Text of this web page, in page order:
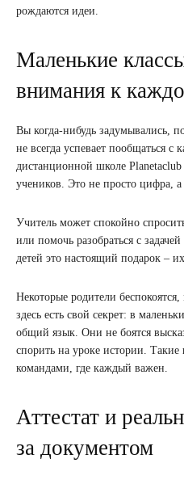
рождаются идеи.
Маленькие
внимания к
Вы когда-нибудь задумывались,
не всегда успевает пообщаться
дистанционной школе
учеников. Это не просто цифра, а
Учитель может спокойно
или помочь разобраться с
детей это настоящий подарок –
Некоторые родители
здесь есть свой секрет: в
общий язык. Они не боятся
спорить на уроке истории. Такие
командами, где каждый важен.
Аттестат и
за документом